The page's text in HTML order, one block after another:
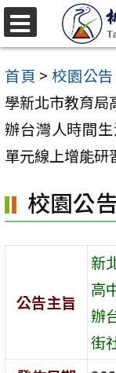
跳
至
主
要
內
容
首頁 > 校園公告
學新北市教育
辦台灣人時間
單元線上增能研
校園公
公告主旨
新
高
辦
街
選
單